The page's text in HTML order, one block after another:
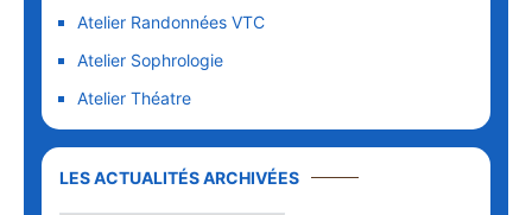
Atelier Randonnées VTC
Atelier Sophrologie
Atelier Théatre
LES ACTUALITÉS ARCHIVÉES